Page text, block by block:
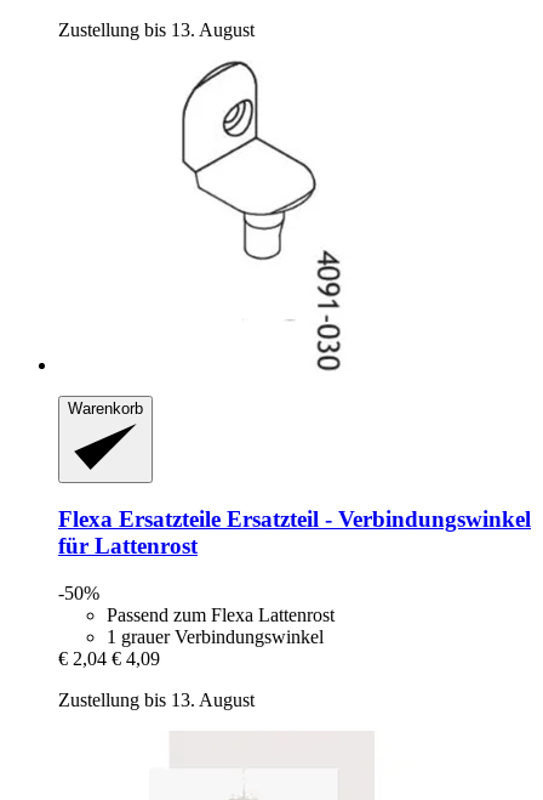
Zustellung bis 13. August
Warenkorb
Flexa Ersatzteile Ersatzteil -​ Verbindungswinkel
für Lattenrost
-50%
Passend zum Flexa Lattenrost
1 grauer Verbindungswinkel
€ 2,04 € 4,09
Zustellung bis 13. August